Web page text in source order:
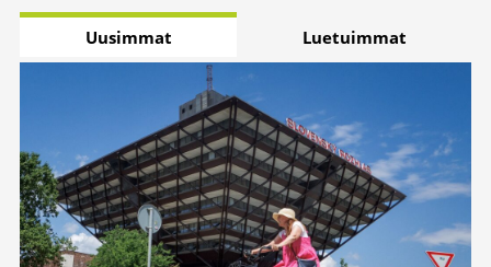
Uusimmat Luetuimmat